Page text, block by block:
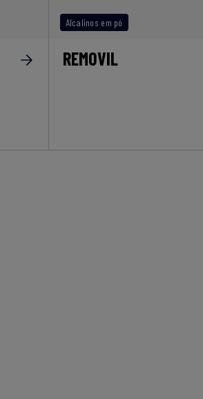
Alcalinos em pó
REMOVIL